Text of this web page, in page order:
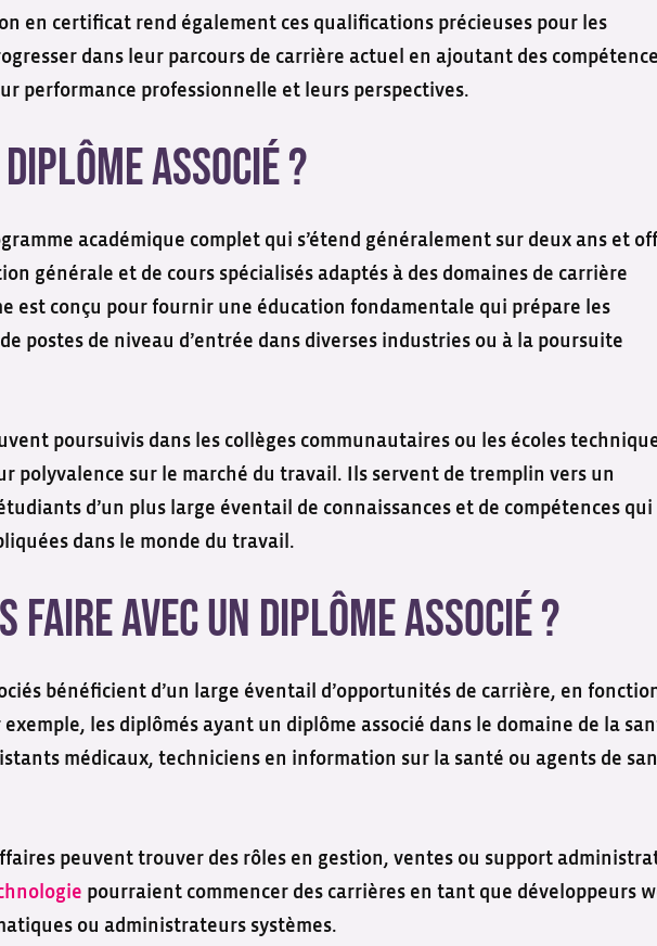
en certificat rend également ces qualifications précieuses pour les
dans leur parcours de carrière actuel en ajoutant des
performance professionnelle et leurs perspectives.
diplôme associé ?
académique complet qui s’étend généralement sur deux ans et
générale et de cours spécialisés adaptés à des domaines de carrière
est conçu pour fournir une éducation fondamentale qui prépare les
postes de niveau d’entrée dans diverses industries ou à la poursuite
poursuivis dans les collèges communautaires ou les écoles
polyvalence sur le marché du travail. Ils servent de tremplin vers un
d’un plus large éventail de connaissances et de compétences qui
dans le monde du travail.
faire avec un diplôme associé ?
bénéficient d’un large éventail d’opportunités de carrière, en
exemple, les diplômés ayant un diplôme associé dans le domaine de la
médicaux, techniciens en information sur la santé ou agents de
peuvent trouver des rôles en gestion, ventes ou support
pourraient commencer des carrières en tant que développeurs
ou administrateurs systèmes.